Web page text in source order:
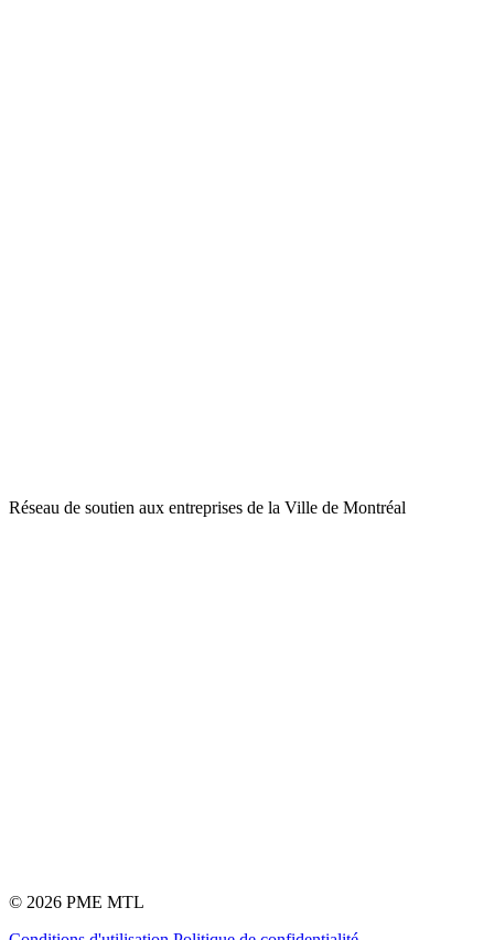
Réseau de soutien aux entreprises de la Ville de Montréal
© 2026 PME MTL